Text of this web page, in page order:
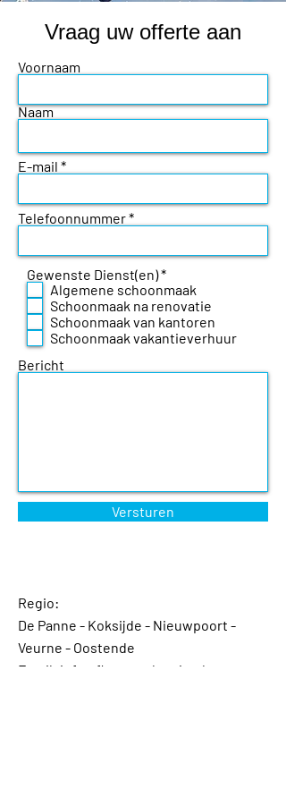
Vraag uw offerte aan
Voornaam
Naam
E-mail
Telefoonnummer
Gewenste Dienst(en)*V
e
r
e
i
s
Algemene schoonmaak
Schoonmaak na renovatie
Schoonmaak van kantoren
Schoonmaak vakantieverhuur
Bericht
Versturen
Regio:
De Panne - Koksijde - Nieuwpoort -
Veurne - Oostende
Email: info@fluctus-cleaning.be